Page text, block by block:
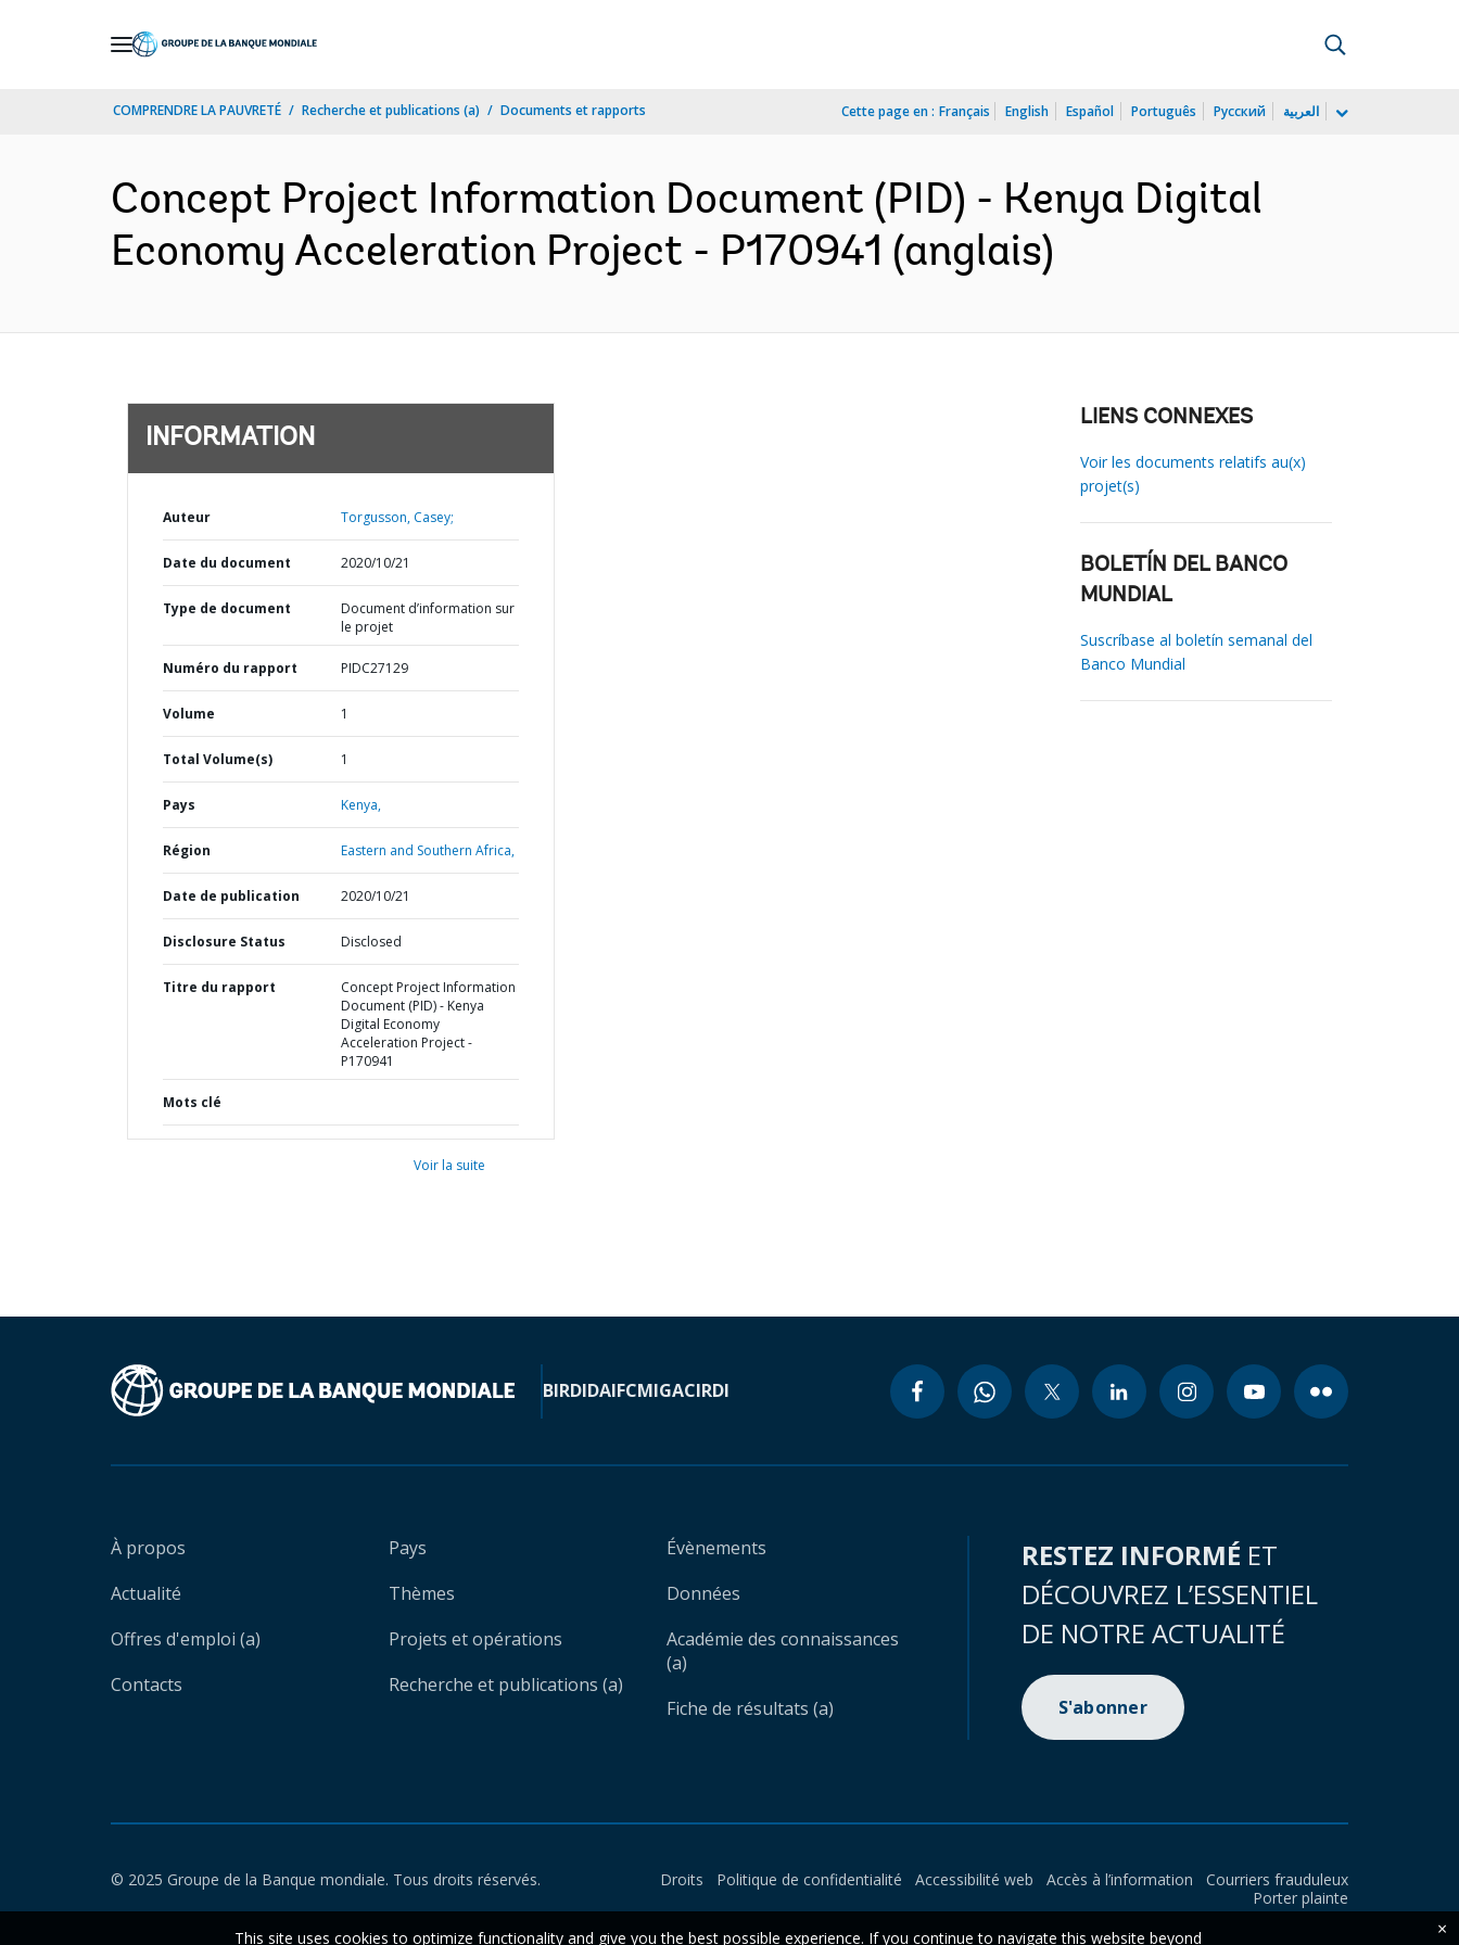
COMPRENDRE LA PAUVRETÉ Recherche et publications (a) Documents et rapports Cette page en : Français English Español Português Русский العربية
Concept Project Information Document (PID) - Kenya Digital
Economy Acceleration Project - P170941 (anglais)
INFORMATION
Auteur Torgusson, Casey;
Date du document 2020/10/21
Type de document
Document d’information sur
le projet
Numéro du rapport PIDC27129
Volume 1
Total Volume(s) 1
Pays Kenya,
Région Eastern and Southern Africa,
Date de publication 2020/10/21
Disclosure Status Disclosed
Titre du rapport
Concept Project Information
Document (PID) - Kenya
Digital Economy
Acceleration Project -
P170941
Mots clé
Voir la suite
LIENS CONNEXES
Voir les documents relatifs au(x)
projet(s)
BOLETÍN DEL BANCO
MUNDIAL
Suscríbase al boletín semanal del
Banco Mundial
BIRDIDAIFCMIGACIRDI
À propos
Actualité
Offres d'emploi (a)
Contacts
Pays
Thèmes
Projets et opérations
Recherche et publications (a)
Évènements
Données
Académie des connaissances
(a)
Fiche de résultats (a)
RESTEZ INFORMÉ ET
DÉCOUVREZ L’ESSENTIEL
DE NOTRE ACTUALITÉ
S'abonner
© 2025 Groupe de la Banque mondiale. Tous droits réservés. Droits Politique de confidentialité Accessibilité web Accès à l’information
Courriers frauduleux
Porter plainte
This site uses cookies to optimize functionality and give you the best possible experience. If you continue to navigate this website beyond
×